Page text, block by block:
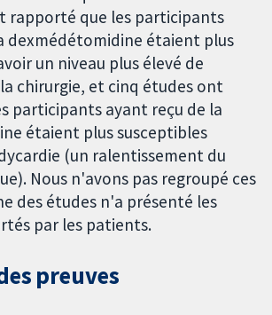
rapporté que les participants
dexmédétomidine étaient plus
un niveau plus élevé de
chirurgie, et cinq études ont
participants ayant reçu de la
étaient plus susceptibles
(un ralentissement du
Nous n'avons pas regroupé ces
des études n'a présenté les
par les patients.
preuves